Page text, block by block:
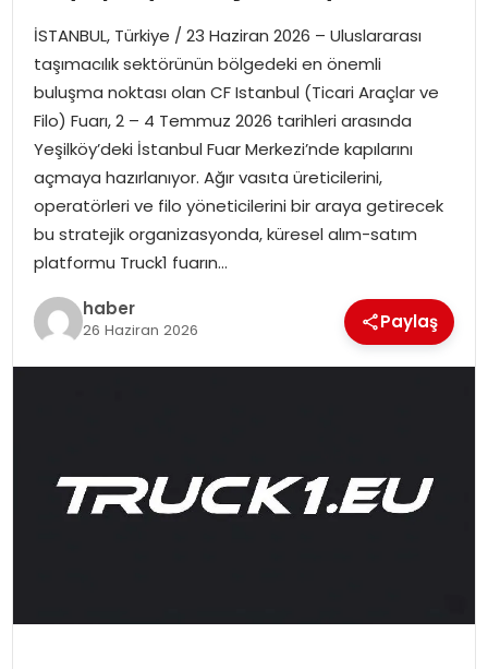
EKONOMI
MAGAZIN
DÜNYA
OTOMOBIL
İSTANBUL, Türkiye / 23 Haziran 2026 – Uluslararası
taşımacılık sektörünün bölgedeki en önemli
buluşma noktası olan CF Istanbul (Ticari Araçlar ve
Filo) Fuarı, 2 – 4 Temmuz 2026 tarihleri arasında
Yeşilköy’deki İstanbul Fuar Merkezi’nde kapılarını
açmaya hazırlanıyor. Ağır vasıta üreticilerini,
operatörleri ve filo yöneticilerini bir araya getirecek
bu stratejik organizasyonda, küresel alım-satım
platformu Truck1 fuarın…
haber
26 Haziran 2026 Paylaş